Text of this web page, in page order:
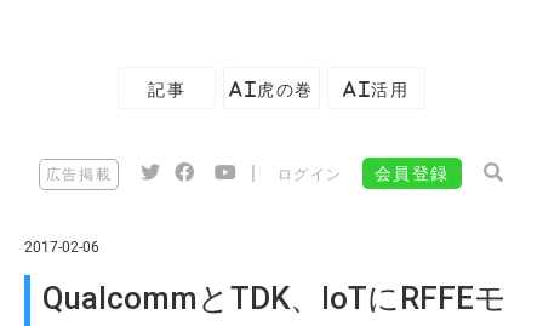
記事 AI虎の巻 AI活用
広告掲載 ログイン 会員登録
2017-02-06
QualcommとTDK、IoTにRFFEモ